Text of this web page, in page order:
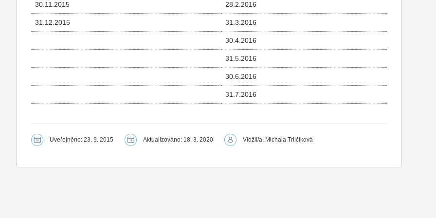
30.11.2015 28.2.2016
31.12.2015 31.3.2016
30.4.2016
31.5.2016
30.6.2016
31.7.2016
Uveřejněno: 23. 9. 2015 Aktualizováno: 18. 3. 2020 Vložil/a: Michala Trličíková